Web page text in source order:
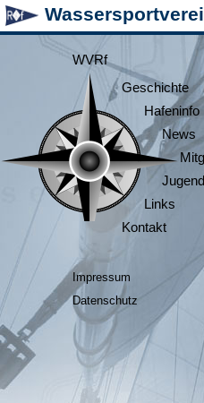
WVRf
Geschichte
Hafeninfo
News
Jugend
Links
Kontakt
Impressum
Datenschutz